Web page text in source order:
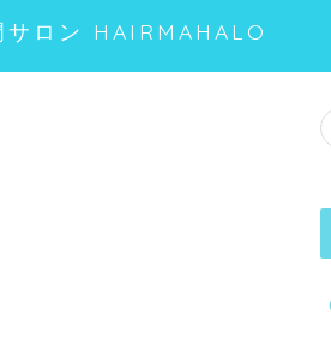
ロン HAIRMAHALO